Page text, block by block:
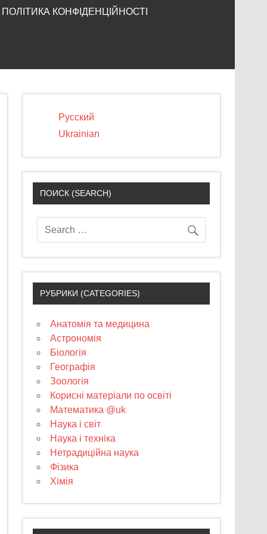
ПОЛІТИКА КОНФІДЕНЦІЙНОСТІ
Русский
Ukrainian
ПОИСК (SEARCH)
РУБРИКИ (CATEGORIES)
Анатомія та медицина
Астрономія
Біологія
Географія
Зоологія
Корисні матеріали по освіті
Математика @uk
Наука і світ
Наука і техніка
Нетрадиційна наука
Фізика
Хімія